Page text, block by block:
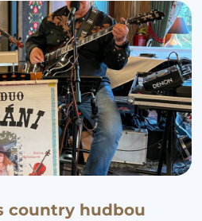
country hudbou